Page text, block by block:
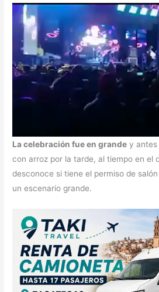
La celebración fue en grande y antes
con arroz por la tarde, al tiempo en el
desconoce si tiene el permiso de
un escenario grande.